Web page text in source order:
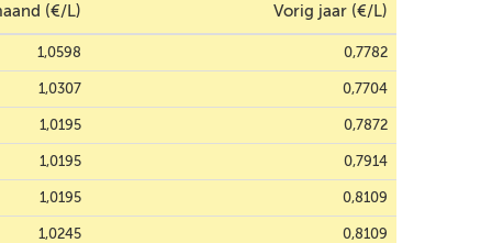
(€/L) Vorig jaar (€/L)
1,0598 0,7782
1,0307 0,7704
1,0195 0,7872
1,0195 0,7914
1,0195 0,8109
1,0245 0,8109